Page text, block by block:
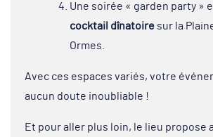
Une soirée « garden party »
cocktail dînatoire sur la
Ormes.
Avec ces espaces variés, votre
aucun doute inoubliable !
Et pour aller plus loin, le lieu propose